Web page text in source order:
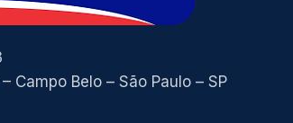
Campo Belo – São Paulo – SP